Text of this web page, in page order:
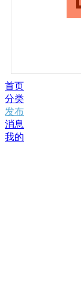
首页
分类
发布
消息
我的